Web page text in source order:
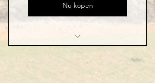
Nu kopen
meeting